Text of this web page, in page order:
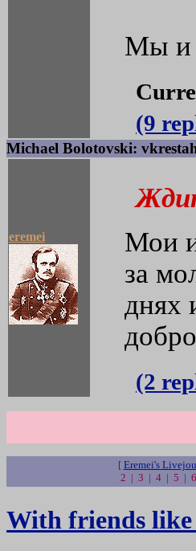
Мы и
(9
Michael Bolotovski:
eremei
Мои
за
днях
(2
[ Eremei's
2 | 3 | 4 | 5 |
With friends like